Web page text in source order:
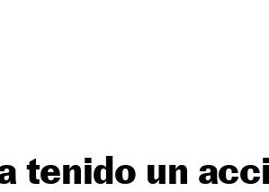
tenido un